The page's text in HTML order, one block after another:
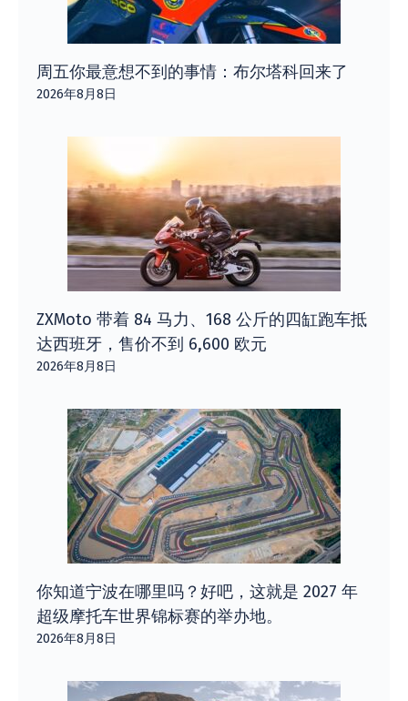
周五你最意想不到的事情：布尔塔科回来了
2026年8月8日
ZXMoto 带着 84 马力、168 公斤的四缸跑车抵
达西班牙，售价不到 6,600 欧元
2026年8月8日
你知道宁波在哪里吗？好吧，这就是 2027 年
超级摩托车世界锦标赛的举办地。
2026年8月8日